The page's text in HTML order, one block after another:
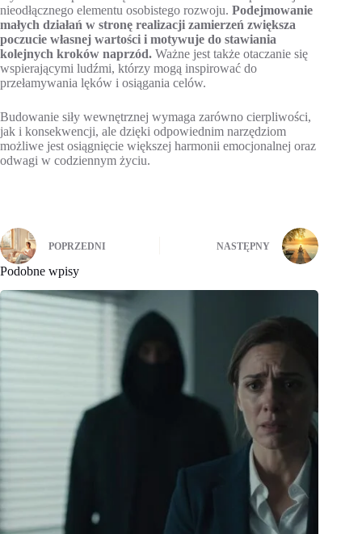
nieodłącznego elementu osobistego rozwoju. Podejmowanie
małych działań w stronę realizacji zamierzeń zwiększa
poczucie własnej wartości i motywuje do stawiania
kolejnych kroków naprzód. Ważne jest także otaczanie się
wspierającymi ludźmi, którzy mogą inspirować do
przełamywania lęków i osiągania celów.
Budowanie siły wewnętrznej wymaga zarówno cierpliwości,
jak i konsekwencji, ale dzięki odpowiednim narzędziom
możliwe jest osiągnięcie większej harmonii emocjonalnej oraz
odwagi w codziennym życiu.
POPRZEDNI NASTĘPNY
Podobne wpisy